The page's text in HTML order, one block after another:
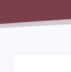
shift P